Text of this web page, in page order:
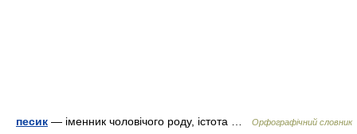
песик — іменник чоловічого роду, істота …
Орфографічний словник